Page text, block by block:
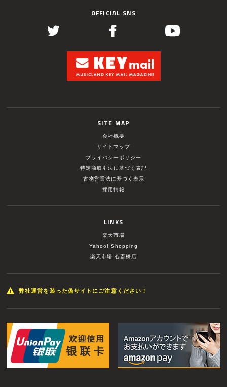
OFFICIAL SNS
SITE MAP
会社概要
サイトマップ
プライバシーポリシー
特定商取引法に基づく表記
古物営業法に基づく表示
採用情報
LINKS
楽天市場
Yahoo! Shopping
楽天市場 心斎橋店
弊社運営を装った偽サイトにご注意ください！